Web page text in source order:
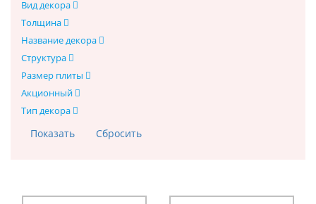
Вид декора
Толщина
Название декора
Структура
Размер плиты
Акционный
Тип декора